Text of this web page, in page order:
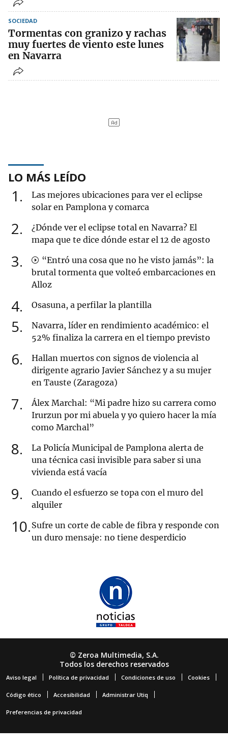
SOCIEDAD
Tormentas con granizo y rachas
muy fuertes de viento este lunes
en Navarra
LO MÁS LEÍDO
1
Las mejores ubicaciones para ver el eclipse
solar en Pamplona y comarca
2
¿Dónde ver el eclipse total en Navarra? El
mapa que te dice dónde estar el 12 de agosto
3
“Entró una cosa que no he visto jamás”: la
brutal tormenta que volteó embarcaciones en
Alloz
4 Osasuna, a perfilar la plantilla
5
Navarra, líder en rendimiento académico: el
52% finaliza la carrera en el tiempo previsto
6
Hallan muertos con signos de violencia al
dirigente agrario Javier Sánchez y a su mujer
en Tauste (Zaragoza)
7
Álex Marchal: “Mi padre hizo su carrera como
Irurzun por mi abuela y yo quiero hacer la mía
como Marchal”
8
La Policía Municipal de Pamplona alerta de
una técnica casi invisible para saber si una
vivienda está vacía
9
Cuando el esfuerzo se topa con el muro del
alquiler
10 Sufre un corte de cable de fibra y responde con
un duro mensaje: no tiene desperdicio
© Zeroa Multimedia, S.A.
Todos los derechos reservados
Aviso legal Política de privacidad Condiciones de uso Cookies
Código ético Accesibilidad Administrar Utiq
Preferencias de privacidad